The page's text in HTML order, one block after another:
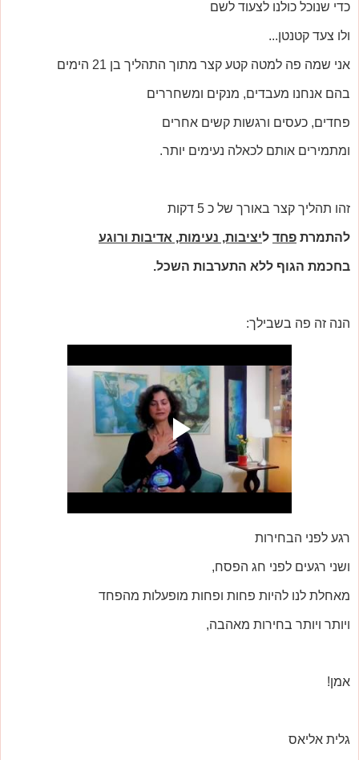
כדי שנוכל כולנו לצעוד לשם
ולו צעד קטנטן...
אני שמה פה למטה קטע קצר מתוך התהליך בן 21 הימים
בהם אנחנו מעבדים, מנקים ומשחררים
פחדים, כעסים ורגשות קשים אחרים
ומתמירים אותם לכאלה נעימים יותר.
זהו תהליך קצר באורך של כ 5 דקות
להתמרת פחד ליציבות, נעימות, אדיבות ורוגע
בחכמת הגוף ללא התערבות השכל.
הנה זה פה בשבילך:
רגע לפני הבחירות
ושני רגעים לפני חג הפסח,
מאחלת לנו להיות פחות ופחות מופעלות מהפחד
ויותר ויותר בחירות מאהבה,
אמן!
גלית אליאס